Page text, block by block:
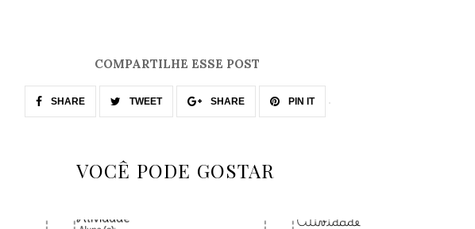
COMPARTILHE ESSE POST
SHARE TWEET SHARE PIN IT
VOCÊ PODE GOSTAR